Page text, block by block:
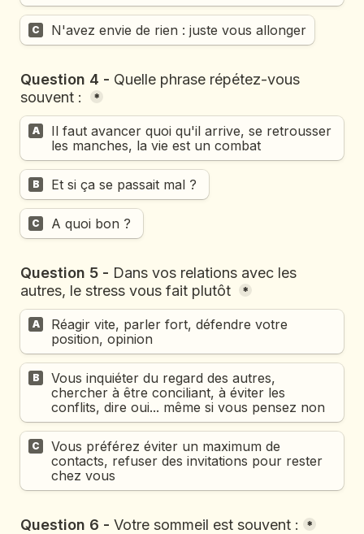
C N'avez envie de rien : juste vous allonger
Question 4 - Quelle phrase répétez-vous
souvent :
*
A
Il faut avancer quoi qu'il arrive, se retrousser
les manches, la vie est un combat
B
C
Question 5 - Dans vos relations avec les
autres, le stress vous fait plutôt
*
A
Réagir vite, parler fort, défendre votre
position, opinion
B
Vous inquiéter du regard des autres,
chercher à être conciliant, à éviter les
conflits, dire oui... même si vous pensez non
C
Vous préférez éviter un maximum de
contacts, refuser des invitations pour rester
chez vous
Question 6 - Votre sommeil est souvent : *